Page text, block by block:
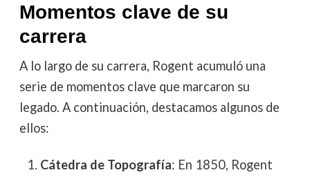
Momentos clave de su
carrera
A lo largo de su carrera, Rogent acumuló una
serie de momentos clave que marcaron su
legado. A continuación, destacamos algunos de
ellos:
Cátedra de Topografía: En 1850, Rogent